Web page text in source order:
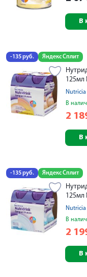
В
-135 руб. Яндекс Сплит
Nutricia
В
2
В
-135 руб. Яндекс Сплит
Nutricia
В
2
В